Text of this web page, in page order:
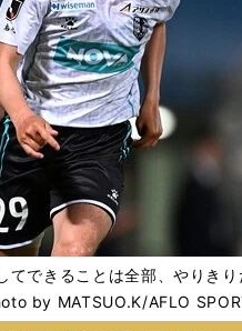
てできることは全部、やりき
by MATSUO.K/AFLO